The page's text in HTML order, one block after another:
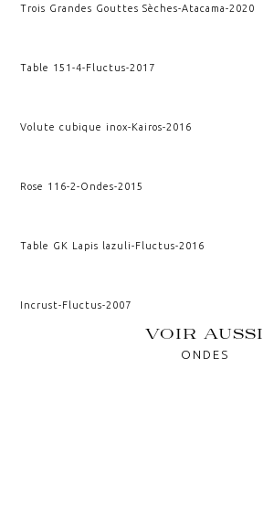
Trois Grandes Gouttes Sèches-Atacama-2020
Table 151-4- Fluctus-2017
Volute cubique inox- Kairos-2016
Rose 116-2-Ondes-2015
Table GK Lapis lazuli- Fluctus-2016
Incrust- Fluctus-2007
VOIR AUSSI
ONDES